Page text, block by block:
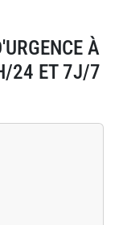
À
24 ET 7J/7